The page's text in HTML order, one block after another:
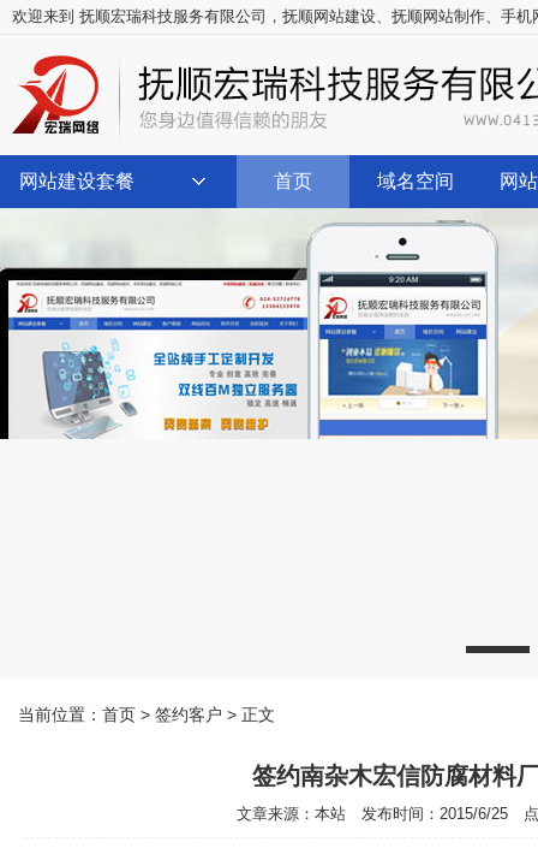
欢迎来到 抚顺宏瑞科技服务有限公司， 抚顺网站建设、 抚顺网站制作、 手机
网站建设套餐 首页 域名空间 网
当前位置： 首页 > 签约客户 > 正文
签约南杂木宏信防腐材料
文章来源：本站 发布时间：2015/6/25 点